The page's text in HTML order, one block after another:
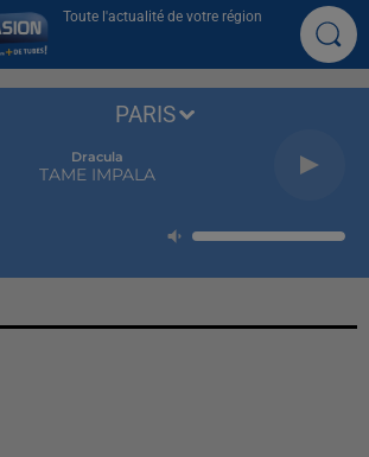
Toute l'actualité de votre région
Dracula
TAME IMPALA
PARIS